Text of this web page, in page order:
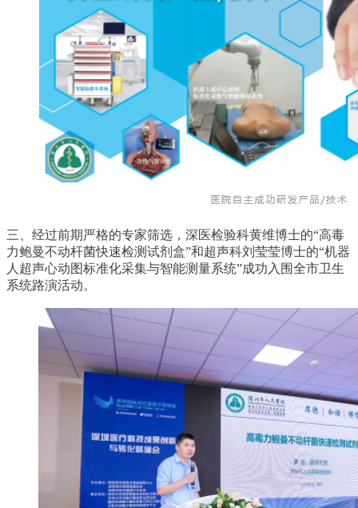
三、经过前期严格的专家筛选，深医检验科黄维博士的“高毒
力鲍曼不动杆菌快速检测试剂盒”和超声科刘莹莹博士的“机器
人超声心动图标准化采集与智能测量系统”成功入围全市卫生
系统路演活动。